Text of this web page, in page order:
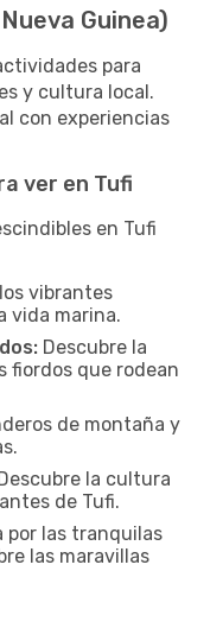
Guinea)
para
y cultura local.
con experiencias
ver en Tufi
en Tufi
vibrantes
vida marina.
Descubre la
fiordos que rodean
de montaña y
la cultura
de Tufi.
por las tranquilas
las maravillas